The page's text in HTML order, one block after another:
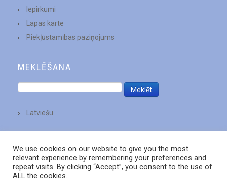
Iepirkumi
Lapas karte
Piekļūstamības paziņojums
MEKLĒŠANA
Latviešu
We use cookies on our website to give you the most
relevant experience by remembering your preferences and
repeat visits. By clicking “Accept”, you consent to the use of
ALL the cookies.